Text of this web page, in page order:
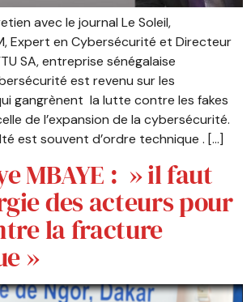
avec le journal Le Soleil,
Expert en Cybersécurité et Directeur
SA, entreprise sénégalaise
est revenu sur les
gangrènent la lutte contre les fakes
de l’expansion de la cybersécurité.
est souvent d’ordre technique . […]
MBAYE : » il faut
des acteurs pour
la fracture
»